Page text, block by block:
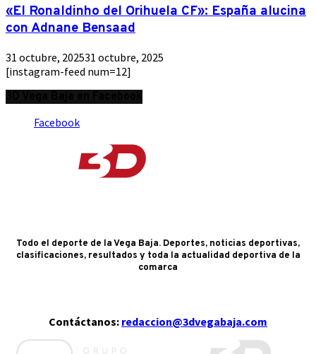
«El Ronaldinho del Orihuela CF»: España alucina
con Adnane Bensaad
31 octubre, 202531 octubre, 2025
[instagram-feed num=12]
Facebook
Todo el deporte de la Vega Baja. Deportes, noticias deportivas,
clasificaciones, resultados y toda la actualidad deportiva de la
comarca
Contáctanos: redaccion@3dvegabaja.com